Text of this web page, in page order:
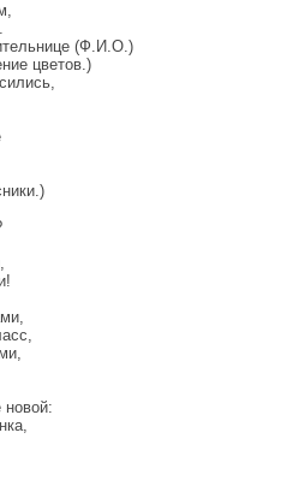
(Ф.И.О.)
цветов.)
новой: